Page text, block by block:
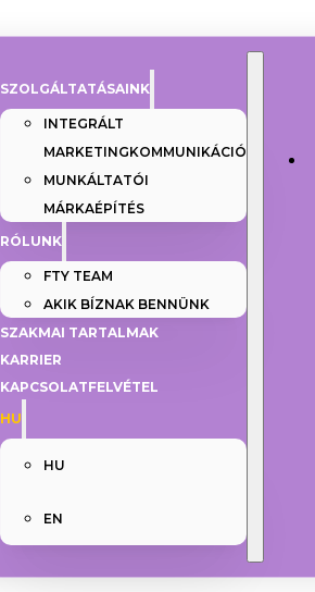
SZOLGÁLTATÁSAINK
INTEGRÁLT
MARKETINGKOMMUNIKÁCIÓ
MUNKÁLTATÓI
MÁRKAÉPÍTÉS
RÓLUNK
FTY TEAM
AKIK BÍZNAK BENNÜNK
SZAKMAI TARTALMAK
KARRIER
KAPCSOLATFELVÉTEL
HU
HU
EN